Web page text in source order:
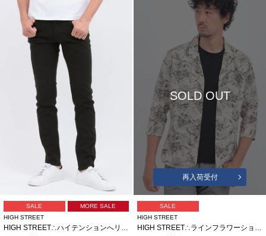
SALE
MORE SALE
HIGH STREET
HIGH STREET∴ハイテンションへリンボンスリム5ポケットパンツ
SOLD OUT
再入荷受付
SALE
HIGH STREET
HIGH STREET∴ラインフラワーショートウイング７分袖シャツ